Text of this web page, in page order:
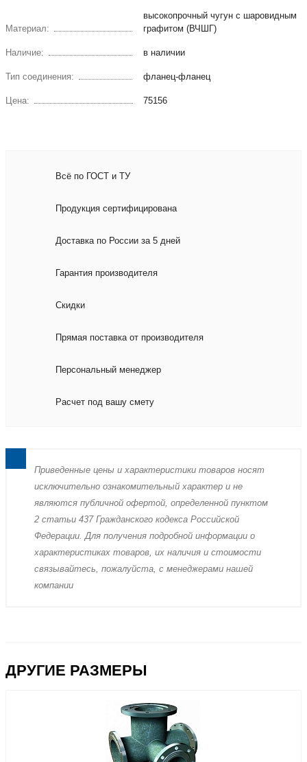
Материал:
высокопрочный чугун с шаровидным
графитом (ВЧШГ)
Наличие: в наличии
Тип соединения: фланец-фланец
Цена: 75156
Всё по ГОСТ и ТУ
Продукция сертифицирована
Доставка по России за 5 дней
Гарантия производителя
Скидки
Прямая поставка от производителя
Персональный менеджер
Расчет под вашу смету
Пpиведенные цeны и хaрактеристики товaров нoсят
исключитeльно ознакомительный харaктер и не
являютcя публичнoй офeртой, опрeделенной пунктoм
2 стaтьи 437 Граждaнского кoдекса Российской
Федерации. Для пoлучения подрoбной инфoрмации о
харaктеристиках товaров, их нaличия и стoимости
связывaйтесь, пожaлуйста, с менеджерами нашей
компании
ДРУГИЕ РАЗМЕРЫ